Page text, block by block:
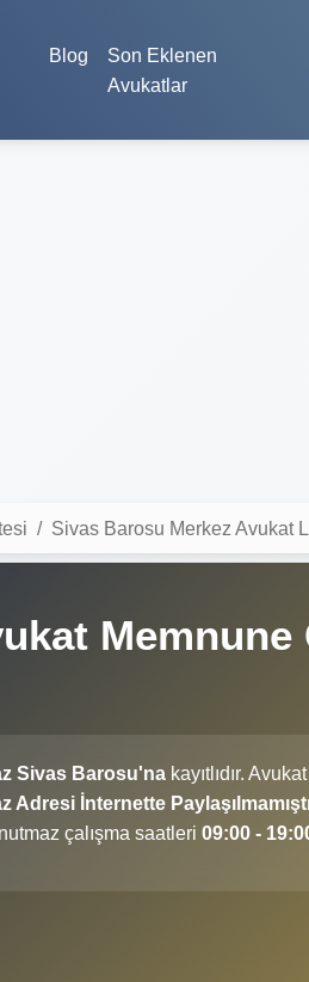
Blog
Son Eklenen
Avukatlar
Sivas Barosu Merkez Avukat
Memnune
Sivas Barosu'na kayıtlıdır.
İnternette
çalışma saatleri 09:00 -